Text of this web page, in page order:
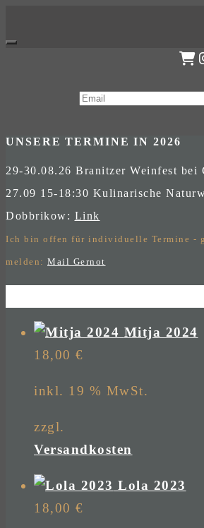
to
UNSERE TERMINE IN 2026
29-30.08.26 Branitzer Weinfest bei
27.09 15-18:30 Kulinarische
Dobbrikow: Link
Ich bin offen für individuelle Termine -
melden: Mail Gernot
Mitja 2024
18,00 €
inkl. 19 % MwSt.
zzgl.
Versandkosten
Lola 2023
18,00 €